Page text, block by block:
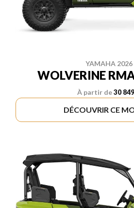
YAMAHA 2026
WOLVERINE
À partir de30
DÉCOUVRIR CE